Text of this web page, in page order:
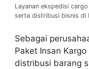
Layanan ekspedisi
serta distribusi bisnis di
Sebagai
Paket Insan
distribusi barang